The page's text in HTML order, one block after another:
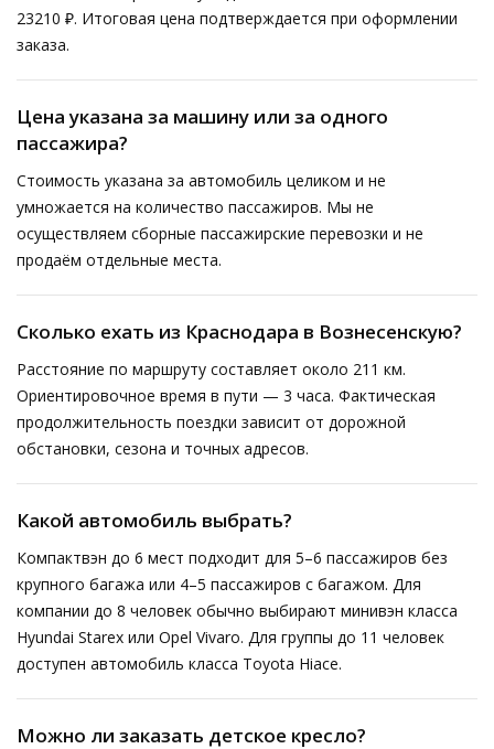
23210 ₽. Итоговая цена подтверждается при оформлении
заказа.
Цена указана за машину или за одного
пассажира?
Стоимость указана за автомобиль целиком и не
умножается на количество пассажиров. Мы не
осуществляем сборные пассажирские перевозки и не
продаём отдельные места.
Сколько ехать из Краснодара в Вознесенскую?
Расстояние по маршруту составляет около 211 км.
Ориентировочное время в пути — 3 часа. Фактическая
продолжительность поездки зависит от дорожной
обстановки, сезона и точных адресов.
Какой автомобиль выбрать?
Компактвэн до 6 мест подходит для 5–6 пассажиров без
крупного багажа или 4–5 пассажиров с багажом. Для
компании до 8 человек обычно выбирают минивэн класса
Hyundai Starex или Opel Vivaro. Для группы до 11 человек
доступен автомобиль класса Toyota Hiace.
Можно ли заказать детское кресло?